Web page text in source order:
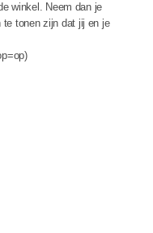
winkel. Neem dan je
tonen zijn dat jij en je